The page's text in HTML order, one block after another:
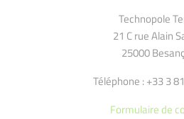
Technopole
21 C rue Alain
25000
Téléphone : +33 3
Formulaire de